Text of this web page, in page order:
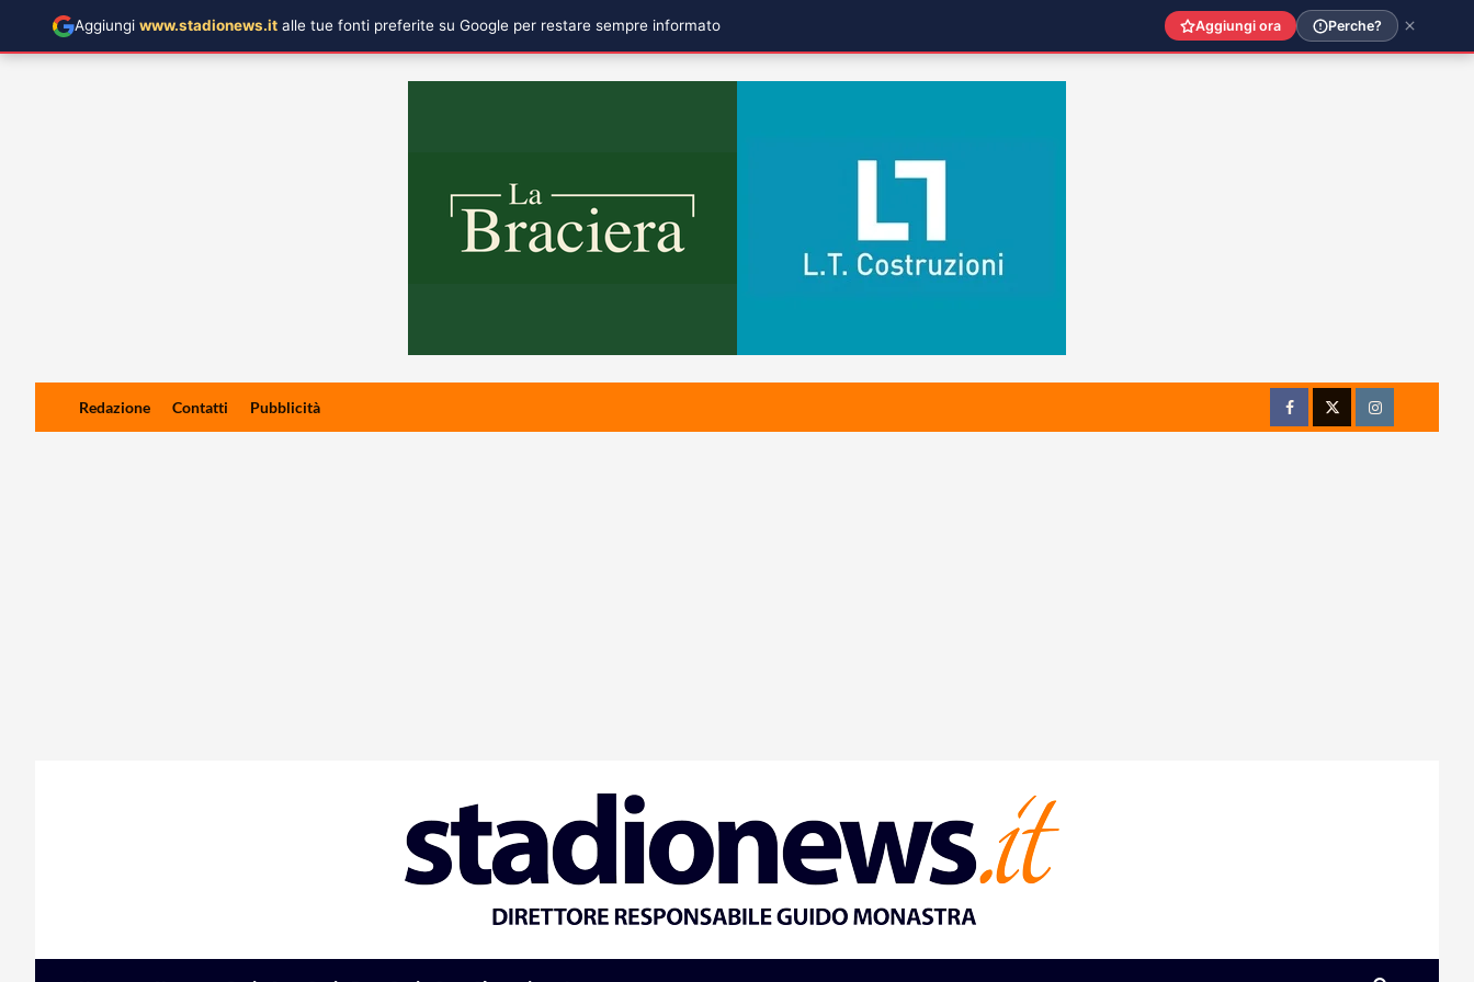
Redazione Contatti Pubblicità
FacebookTwitterInstagram
Aggiungi www.stadionews.it alle tue fonti preferite su Google per restare sempre informato Aggiungi ora Perche?